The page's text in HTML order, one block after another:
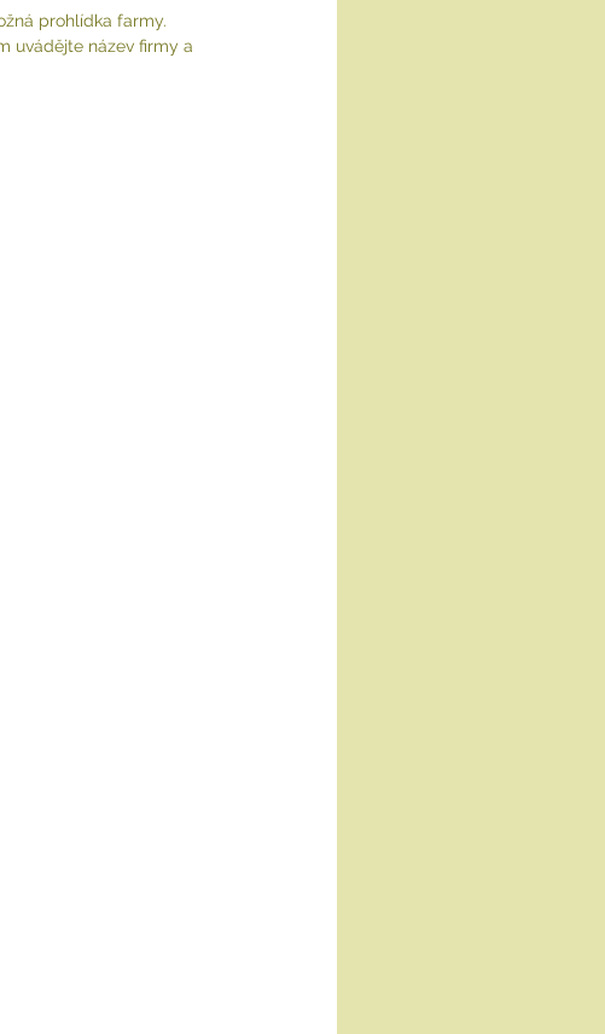
prohlídka farmy.
uvádějte název firmy a